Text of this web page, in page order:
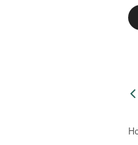
Persija